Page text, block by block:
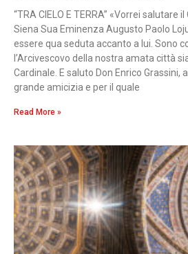
“TRA CIELO E TERRA” «Vorrei salutare
Siena Sua Eminenza Augusto Paolo
essere qua seduta accanto a lui. Sono
l’Arcivescovo della nostra amata città
Cardinale. E saluto Don Enrico Grassini,
grande amicizia e per il quale
Read More »